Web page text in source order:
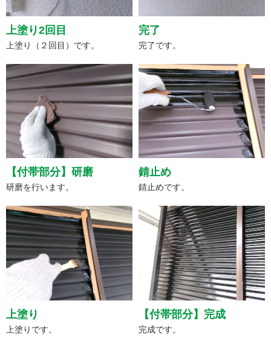
上塗り2回目
上塗り（２回目）です。
完了
完了です。
【付帯部分】研磨
研磨を行います。
錆止め
錆止めです。
上塗り
上塗りです。
【付帯部分】完成
完成です。